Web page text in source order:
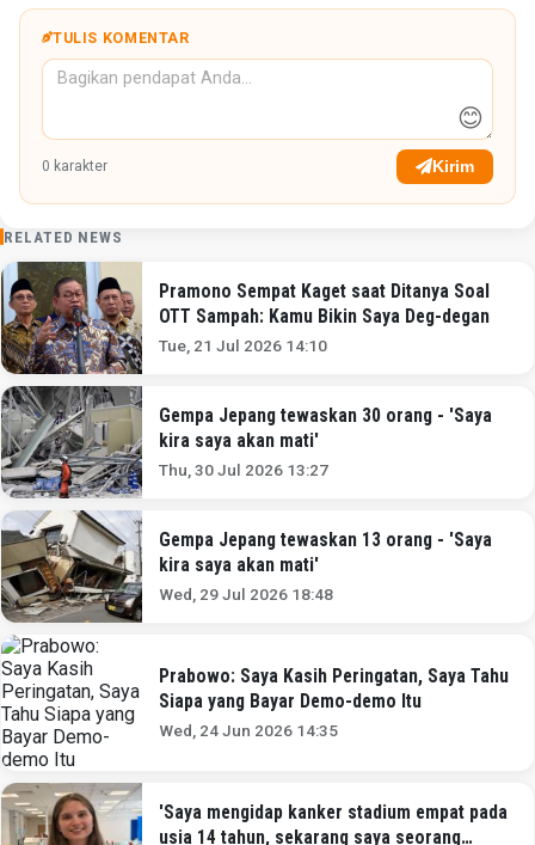
TULIS KOMENTAR
😊
0 karakter Kirim
RELATED NEWS
Pramono Sempat Kaget saat Ditanya Soal
OTT Sampah: Kamu Bikin Saya Deg-degan
Tue, 21 Jul 2026 14:10
Gempa Jepang tewaskan 30 orang - 'Saya
kira saya akan mati'
Thu, 30 Jul 2026 13:27
Gempa Jepang tewaskan 13 orang - 'Saya
kira saya akan mati'
Wed, 29 Jul 2026 18:48
Prabowo: Saya Kasih Peringatan, Saya Tahu
Siapa yang Bayar Demo-demo Itu
Wed, 24 Jun 2026 14:35
'Saya mengidap kanker stadium empat pada
usia 14 tahun, sekarang saya seorang